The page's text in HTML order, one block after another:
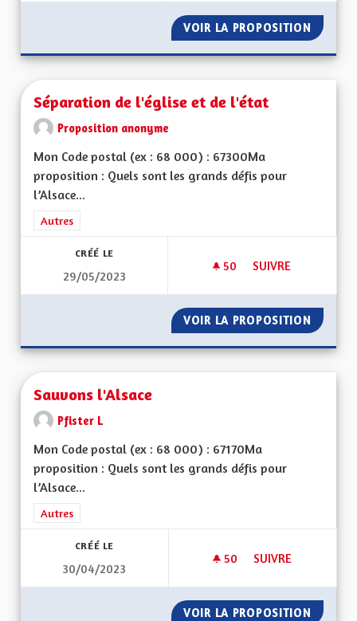
VOIR LA PROPOSITION
Séparation de l'église et de l'état
Proposition anonyme
Mon Code postal (ex : 68 000) : 67300Ma
proposition : Quels sont les grands défis pour
l’Alsace...
Filtrer les résultats de la catégorie : Autres
Autres
CRÉÉ LE
29/05/2023
50 50 ABONNÉS
SUIVRE
VOIR LA PROPOSITION
Sauvons l'Alsace
Pfister L
Mon Code postal (ex : 68 000) : 67170Ma
proposition : Quels sont les grands défis pour
l’Alsace...
Filtrer les résultats de la catégorie : Autres
Autres
CRÉÉ LE
30/04/2023
50 50 ABONNÉS
SUIVRE
VOIR LA PROPOSITION